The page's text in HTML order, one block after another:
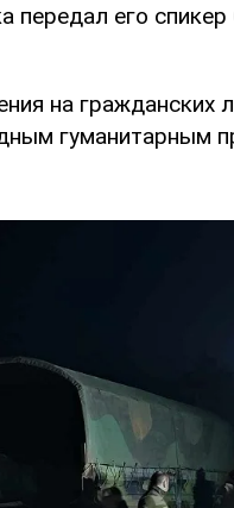
передал его
на гражданских
гуманитарным